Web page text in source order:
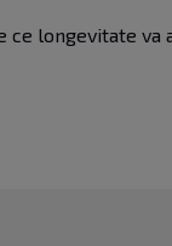
ce longevitate va